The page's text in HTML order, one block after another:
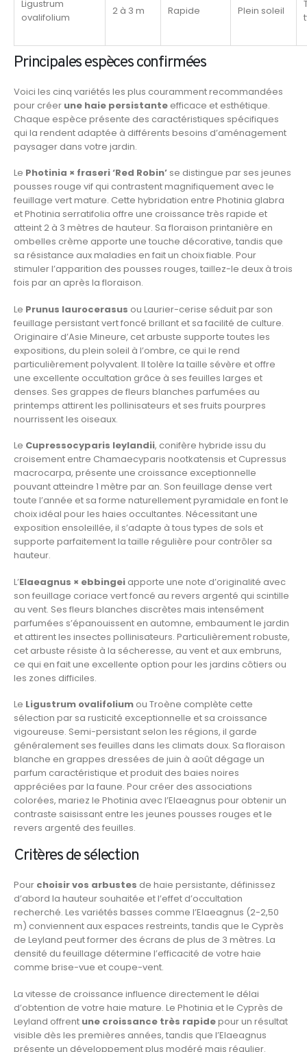
Ligustrum
ovalifolium
2 à 3 m Rapide Plein soleil
Principales espèces confirmées
Voici les cinq variétés les plus couramment recommandées
pour créer une haie persistante efficace et esthétique.
Chaque espèce présente des caractéristiques spécifiques
qui la rendent adaptée à différents besoins d’aménagement
paysager dans votre jardin.
Le Photinia × fraseri ‘Red Robin’ se distingue par ses jeunes
pousses rouge vif qui contrastent magnifiquement avec le
feuillage vert mature. Cette hybridation entre Photinia glabra
et Photinia serratifolia offre une croissance très rapide et
atteint 2 à 3 mètres de hauteur. Sa floraison printanière en
ombelles crème apporte une touche décorative, tandis que
sa résistance aux maladies en fait un choix fiable. Pour
stimuler l’apparition des pousses rouges, taillez-le deux à trois
fois par an après la floraison.
Le Prunus laurocerasus ou Laurier-cerise séduit par son
feuillage persistant vert foncé brillant et sa facilité de culture.
Originaire d’Asie Mineure, cet arbuste supporte toutes les
expositions, du plein soleil à l’ombre, ce qui le rend
particulièrement polyvalent. Il tolère la taille sévère et offre
une excellente occultation grâce à ses feuilles larges et
denses. Ses grappes de fleurs blanches parfumées au
printemps attirent les pollinisateurs et ses fruits pourpres
nourrissent les oiseaux.
Le Cupressocyparis leylandii, conifère hybride issu du
croisement entre Chamaecyparis nootkatensis et Cupressus
macrocarpa, présente une croissance exceptionnelle
pouvant atteindre 1 mètre par an. Son feuillage dense vert
toute l’année et sa forme naturellement pyramidale en font le
choix idéal pour les haies occultantes. Nécessitant une
exposition ensoleillée, il s’adapte à tous types de sols et
supporte parfaitement la taille régulière pour contrôler sa
hauteur.
L’Elaeagnus × ebbingei apporte une note d’originalité avec
son feuillage coriace vert foncé au revers argenté qui scintille
au vent. Ses fleurs blanches discrètes mais intensément
parfumées s’épanouissent en automne, embaument le jardin
et attirent les insectes pollinisateurs. Particulièrement robuste,
cet arbuste résiste à la sécheresse, au vent et aux embruns,
ce qui en fait une excellente option pour les jardins côtiers ou
les zones difficiles.
Le Ligustrum ovalifolium ou Troène complète cette
sélection par sa rusticité exceptionnelle et sa croissance
vigoureuse. Semi-persistant selon les régions, il garde
généralement ses feuilles dans les climats doux. Sa floraison
blanche en grappes dressées de juin à août dégage un
parfum caractéristique et produit des baies noires
appréciées par la faune. Pour créer des associations
colorées, mariez le Photinia avec l’Elaeagnus pour obtenir un
contraste saisissant entre les jeunes pousses rouges et le
revers argenté des feuilles.
Critères de sélection
Pour choisir vos arbustes de haie persistante, définissez
d’abord la hauteur souhaitée et l’effet d’occultation
recherché. Les variétés basses comme l’Elaeagnus (2-2,50
m) conviennent aux espaces restreints, tandis que le Cyprès
de Leyland peut former des écrans de plus de 3 mètres. La
densité du feuillage détermine l’efficacité de votre haie
comme brise-vue et coupe-vent.
La vitesse de croissance influence directement le délai
d’obtention de votre haie mature. Le Photinia et le Cyprès de
Leyland offrent une croissance très rapidepour un résultat
visible dès les premières années, tandis que l’Elaeagnus
présente un développement plus modéré mais régulier.